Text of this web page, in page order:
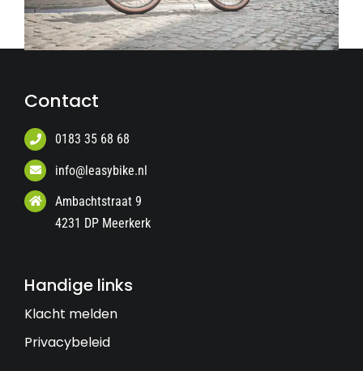
Contact
0183 35 68 68
info@leasybike.nl
Ambachtstraat 9
4231 DP Meerkerk
Handige links
Klacht melden
Privacybeleid